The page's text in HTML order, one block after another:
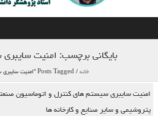
بایگانی برچسب: امنیت سایبری
خانه /Posts Tagged "امنیت سایبری سد تنظیمی نمارستاق"
امنیت سایبری سیستم های کنترل و اتوماسیون صنعتی
پتروشیمی و سایر صنایع و کارخانه ها